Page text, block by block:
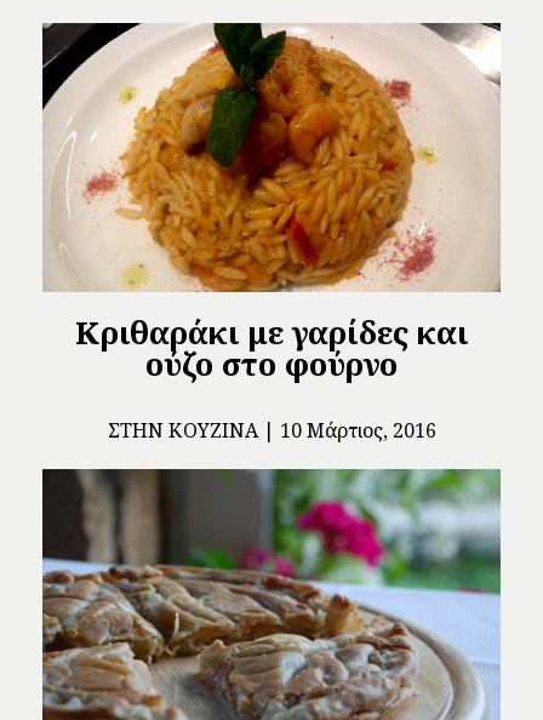
Κριθαράκι με γαρίδες και
ούζο στο φούρνο
ΣΤΗΝ ΚΟΥΖΊΝΑ 10 Μάρτιος, 2016